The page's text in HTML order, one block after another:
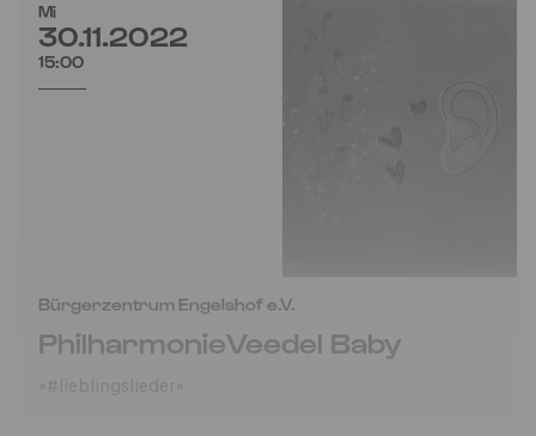
Mi
30.11.2022
15:00
Bürgerzentrum Engelshof e.V.
PhilharmonieVeedel Baby